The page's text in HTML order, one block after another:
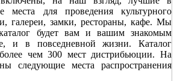
места для проведения
культурного
галереи, замки, рестораны, кафе. Мы
будет вам
и вашим знакомым
и в
повседневной жизни.
Каталог
более чем 300 мест дистрибьюции. На
следующие места распространения